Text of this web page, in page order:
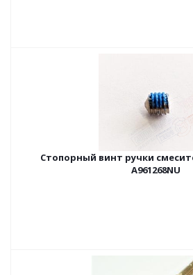
Стопорный винт ручки
A961268NU